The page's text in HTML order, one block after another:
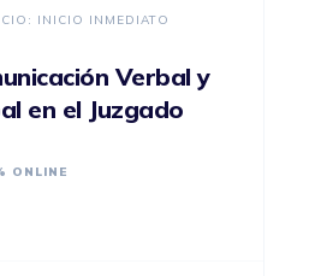
INICIO INMEDIATO
Verbal y
en el Juzgado
ONLINE